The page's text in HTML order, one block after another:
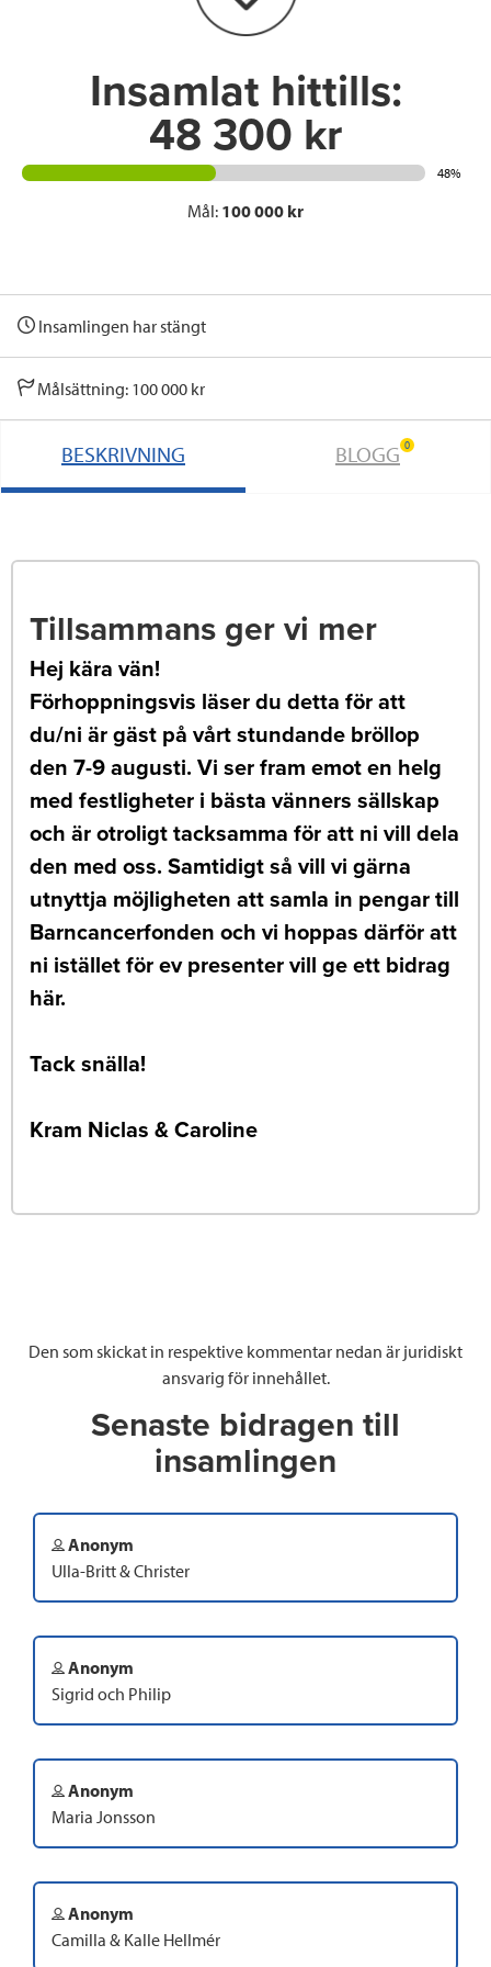
n
Insamlat hittills:
48 300 kr
48%
Mål: 100 000 kr
Insamlingen har stängt
Målsättning: 100 000 kr
BESKRIVNING BLOGG 0
Tillsammans ger vi mer
Hej kära vän!
Förhoppningsvis läser du detta för att
du/ni är gäst på vårt stundande bröllop
den 7-9 augusti. Vi ser fram emot en helg
med festligheter i bästa vänners sällskap
och är otroligt tacksamma för att ni vill dela
den med oss. Samtidigt så vill vi gärna
utnyttja möjligheten att samla in pengar till
Barncancerfonden och vi hoppas därför att
ni istället för ev presenter vill ge ett bidrag
här.
Tack snälla!
Kram Niclas & Caroline
Den som skickat in respektive kommentar nedan är juridiskt
ansvarig för innehållet.
Senaste bidragen till
insamlingen
Anonym
Ulla-Britt & Christer
Anonym
Sigrid och Philip
Anonym
Maria Jonsson
Anonym
Camilla & Kalle Hellmér